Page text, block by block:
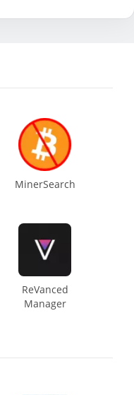
MinerSearch
ReVanced
Manager